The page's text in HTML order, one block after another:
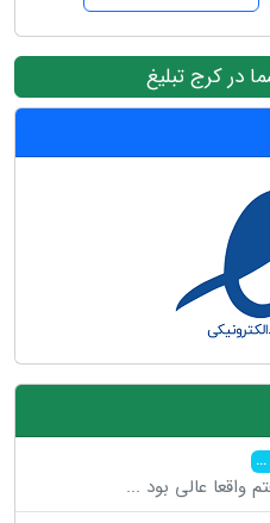
در کرج تبلیغ
...
واقعا عالی بود ...